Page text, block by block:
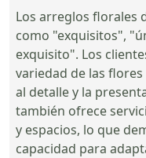
Los arreglos florales
como "exquisitos",
exquisito". Los
variedad de las
al detalle y la
también ofrece
y espacios, lo que
capacidad para